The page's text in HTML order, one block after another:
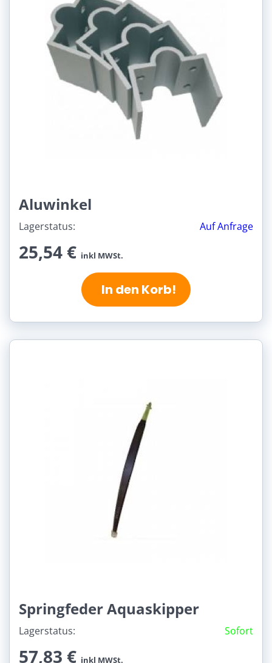
Aluwinkel
Lagerstatus: Auf Anfrage
25,54 € inkl MWSt.
In den Korb!
Springfeder Aquaskipper
Lagerstatus: Sofort
57,83 € inkl MWSt.